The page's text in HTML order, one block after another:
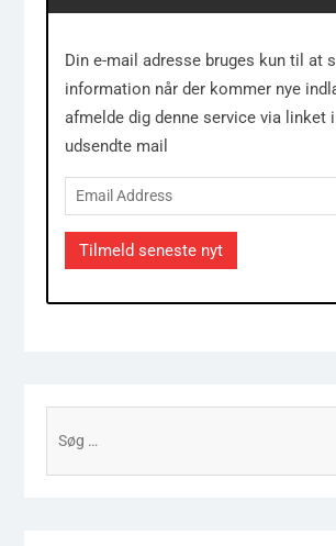
Din e-mail adresse bruges kun til at
information når der kommer nye
afmelde dig denne service via linket
udsendte mail
Email
Address
Tilmeld seneste nyt
efter: